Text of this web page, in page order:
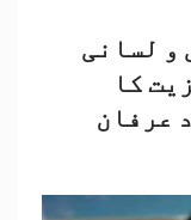
و لسانی
کا
عرفان